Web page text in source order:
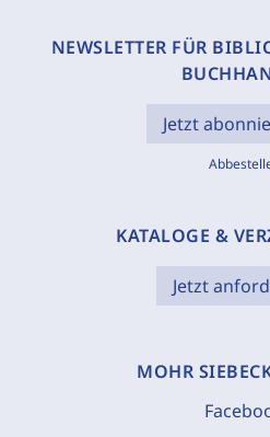
NEWSLETTER FÜR
Jetzt
KATALOGE &
Jetzt
MOHR